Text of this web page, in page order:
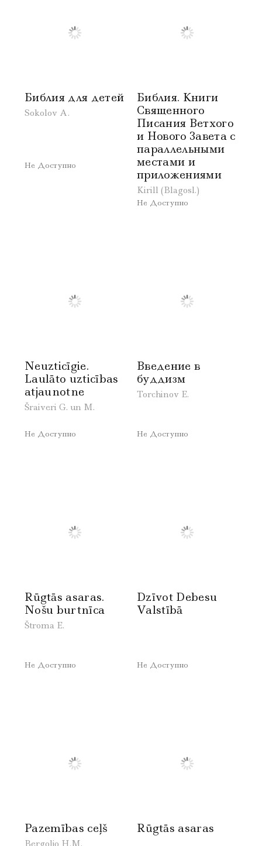
Библия для детей
Sokolov A.
Не Доступно
Библия. Книги
Священного
Писания Ветхого
и Нового Завета с
параллельными
местами и
приложениями
Kirill (Blagosl.)
Не Доступно
Neuzticīgie.
Laulāto uzticības
atjaunotne
Šraiveri G. un M.
Не Доступно
Введение в
буддизм
Torchinov E.
Не Доступно
Rūgtās asaras.
Nošu burtnīca
Štroma E.
Не Доступно
Dzīvot Debesu
Valstībā
Не Доступно
Pazemības ceļš Rūgtās asaras